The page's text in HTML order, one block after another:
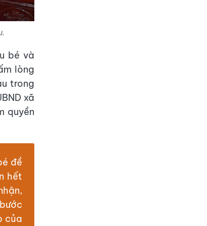
bé và
lòng
trong
xã
quyền
đề
hết
của